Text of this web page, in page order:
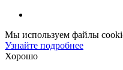
Мы используем файлы
Узнайте подробнее
Хорошо